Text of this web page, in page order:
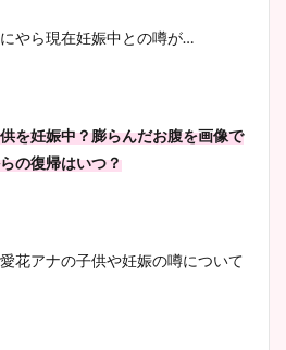
やら現在妊娠中との噂が…
を妊娠中？膨らんだお腹を画像で
の復帰はいつ？
花アナの子供や妊娠の噂について